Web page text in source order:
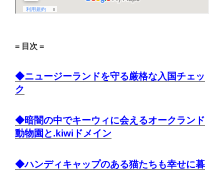
= 目次 =
◆ニュージーランドを守る厳格な入国チェッ
ク
◆暗闇の中でキーウィに会えるオークランド
動物園と.kiwiドメイン
◆ハンディキャップのある猫たちも幸せに暮